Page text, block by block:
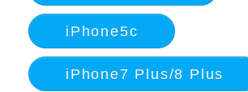
iPhone5c
iPhone7 Plus/8 Plus